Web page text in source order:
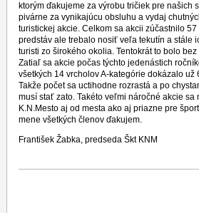
ktorým ďakujeme za výrobu tričiek pre našich
pivárne za vynikajúcu obsluhu a vydaj
turistickej akcie. Celkom sa akcii zúčastnilo
predstáv ale trebalo nosiť veľa tekutín a stále
turisti zo širokého okolia. Tentokrát to bolo bez
Zatiaľ sa akcie počas týchto jedenástich
všetkých 14 vrcholov A-kategórie dokázalo
Takže počet sa uctihodne rozrastá a po
musí stať zato. Takéto veľmi náročné akcie
K.N.Mesto aj od mesta ako aj priazne pre
mene všetkých členov ďakujem.
František Žabka, predseda Škt KNM